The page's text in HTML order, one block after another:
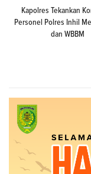
Kapolres Tekankan
Personel Polres Inhil
dan WBBM